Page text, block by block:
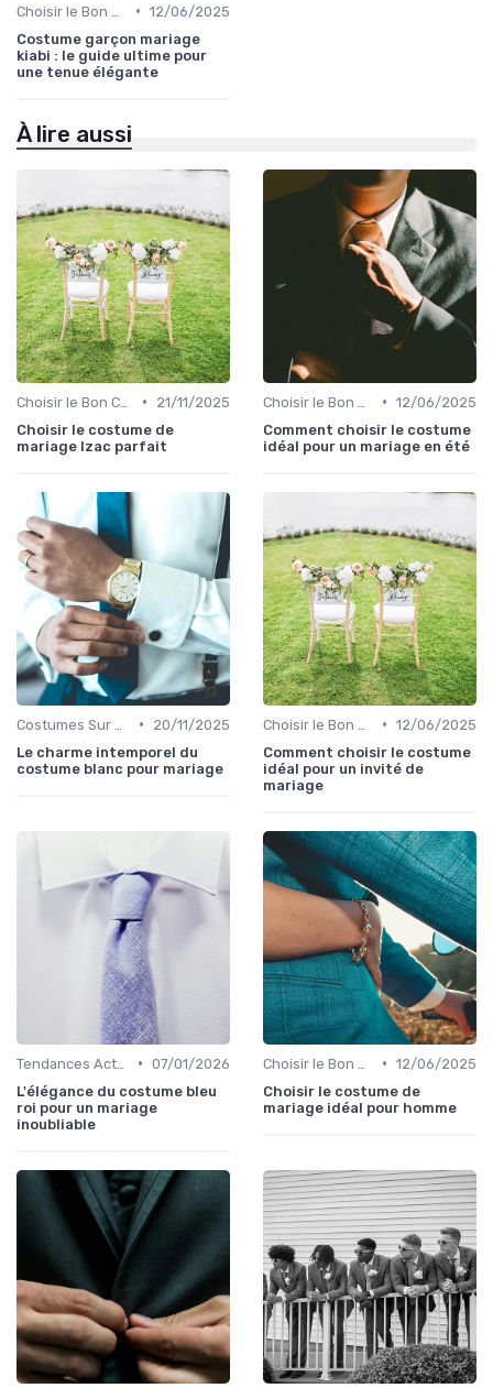
• 12/06/2025
Costume garçon mariage
kiabi : le guide ultime pour
une tenue élégante
À lire aussi
•
21/11/2025
Choisir le costume de
mariage Izac parfait
• 12/06/2025
Comment choisir le costume
idéal pour un mariage en été
•
20/11/2025
Le charme intemporel du
costume blanc pour mariage
• 12/06/2025
Comment choisir le costume
idéal pour un invité de
mariage
• 07/01/2026
L'élégance du costume bleu
roi pour un mariage
inoubliable
• 12/06/2025
Choisir le costume de
mariage idéal pour homme